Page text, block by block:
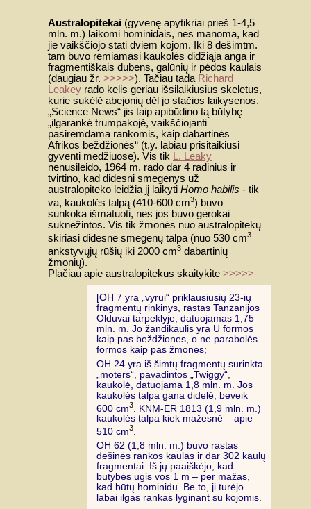
Australopitekai (gyvenę apytikriai prieš 1-4,5
mln. m.) laikomi hominidais, nes manoma, kad
jie vaikščiojo stati dviem kojom. Iki 8 dešimtm.
tam buvo remiamasi kaukolės didžiąja anga ir
fragmentiškais dubens, galūnių ir pėdos kaulais
(daugiau žr. >>>>>). Tačiau tada Richard
Leakey rado kelis geriau išsilaikiusius skeletus,
kurie sukėlė abejonių dėl jo stačios laikysenos.
„Science News“ jis taip apibūdino tą būtybę
„ilgarankė trumpakojė, vaikščiojanti
pasiremdama rankomis, kaip dabartinės
Afrikos beždžionės“ (t.y. labiau prisitaikiusi
gyventi medžiuose). Vis tik
L. Leaky
nenusileido, 1964 m. rado dar 4 radinius ir
tvirtino, kad didesni smegenys už
australopiteko leidžia jį laikyti Homo habilis - tik
va, kaukolės talpą (410-600 cm3) buvo
sunkoka išmatuoti, nes jos buvo gerokai
suknežintos. Vis tik žmonės nuo australopitekų
skiriasi didesne smegenų talpa (nuo 530 cm3
ankstyvųjų rūšių iki 2000 cm3 dabartinių
žmonių).
Plačiau apie australopitekus skaitykite >>>>>
[OH 7 yra „vyrui“ priklausiusių 23-ių
fragmentų rinkinys, rastas Tanzanijos
Olduvai tarpeklyje, datuojamas 1,75
mln. m. Jo žandikaulis yra U formos
kaip pas beždžiones, o ne parabolės
formos kaip pas žmones;
OH 24 yra iš šimtų fragmentų surinkta
„moters“, pavadintos „Twiggy“,
kaukolė, datuojama 1,8 mln. m. Jos
kaukolės talpa gana didelė, beveik
600 cm3
. KNM-ER 1813 (1,9 mln. m.)
kaukolės talpa kiek mažesnė – apie
510 cm3
OH 62 (1,8 mln. m.) buvo rastas
dešinės rankos kaulas ir dar 302 kaulų
fragmentai. Iš jų paaiškėjo, kad
būtybės ūgis vos 1 m – per mažas,
kad būtų hominidu. Be to, ji turėjo
labai ilgas rankas lyginant su kojomis.